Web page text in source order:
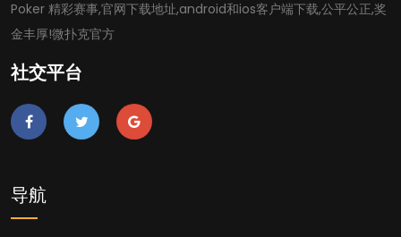
Poker 精彩赛事,官网下载地址,android和ios客户端下载,公平公正,奖
金丰厚!微扑克官方
社交平台
导航